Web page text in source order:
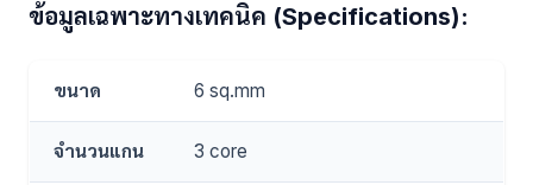
ข้อมูลเฉพาะทางเทคนิค (Specifications):
ขนาด 6 sq.mm
จำนวนแกน 3 core